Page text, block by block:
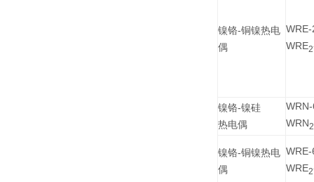
镍铬-铜镍热电
偶
WRE2
镍铬-镍硅
热电偶
WRN2
镍铬-铜镍热电
偶
WRE2